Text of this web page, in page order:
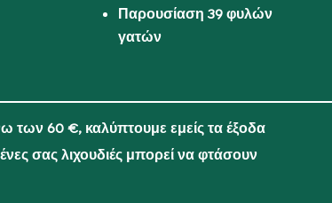
Παρουσίαση 39 φυλών
γατών
των 60 €, καλύπτουμε εμείς τα έξοδα
σας λιχουδιές μπορεί να φτάσουν